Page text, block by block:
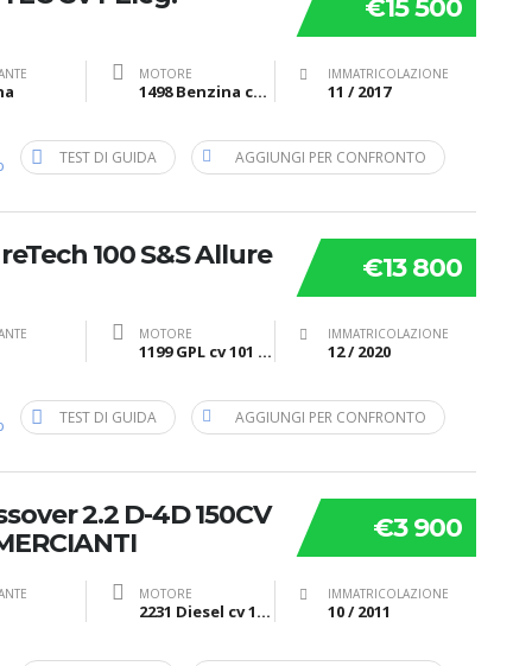
€15 500
MOTORE
1498 Benzina cv 131 kW 96
IMMATRICOLAZIONE
11 / 2017
TEST DI GUIDA AGGIUNGI PER CONFRONTO
€13 800
100 S&S Allure
MOTORE
1199 GPL cv 101 kW 74
IMMATRICOLAZIONE
12 / 2020
TEST DI GUIDA AGGIUNGI PER CONFRONTO
€3 900
2.2 D-4D 150CV
MOTORE
2231 Diesel cv 150 kW 110
IMMATRICOLAZIONE
10 / 2011